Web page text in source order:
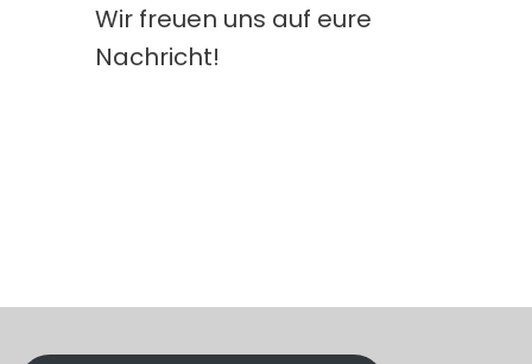
Wir freuen uns auf eure
Nachricht!